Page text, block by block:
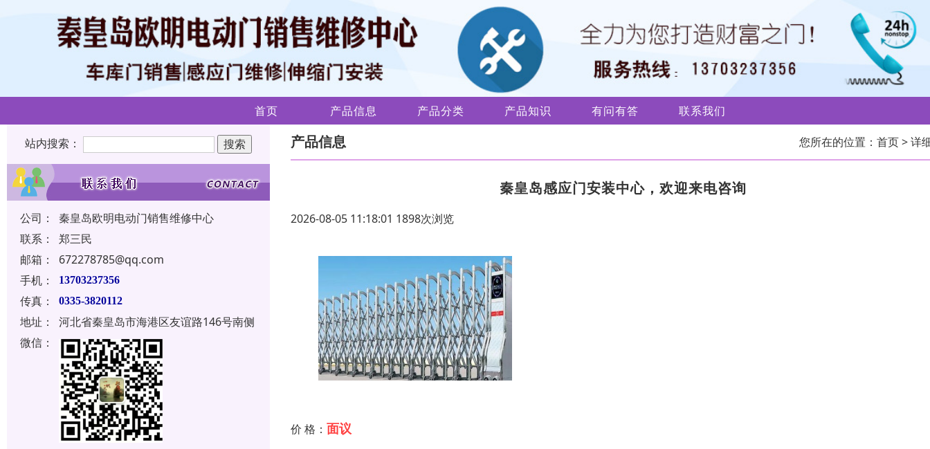
首页 产品信息 产品分类 产品知识 有问有答 联系我们
站内搜索：
公司：
秦皇岛欧明电动门销售维修中心
联系：
郑三民
邮箱：
672278785@qq.com
手机：
13703237356
传真： 0335-3820112
地址：
河北省秦皇岛市海港区友谊路146号南侧
微信：
产品信息 您所在的位置： 首页> 详
秦皇岛感应门安装中心，欢迎来电咨询
2026-08-05 11:18:01 1898次浏览
价 格： 面议